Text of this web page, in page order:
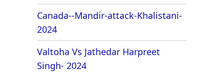
Canada--Mandir-attack-Khalistani-
2024
Valtoha Vs Jathedar Harpreet
Singh- 2024